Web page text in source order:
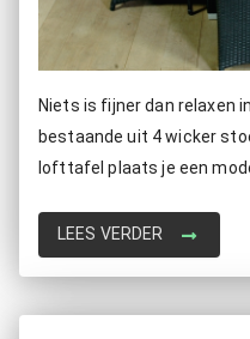
Niets is fijner dan relaxen
bestaande uit 4 wicker
lofttafel plaats je een
LEES VERDER